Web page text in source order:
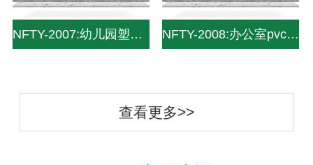
NFTY-2007:幼儿园塑胶地板|幼儿园塑胶地面|幼儿园pvc地板|pvc儿童地板—中山南方pvc塑 NFTY-2008:办公室pvc塑胶地板|pvc办公室用地板|办公地板-中山南方pvc塑胶地板
查看更多>>